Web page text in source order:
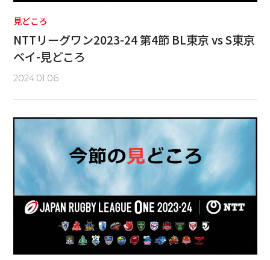
見どころ
NTTリーグワン2023-24 第4節 BL東京 vs S東京
ベイ-見どころ
2024.01.06